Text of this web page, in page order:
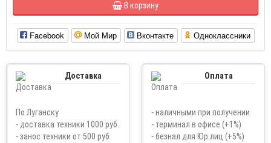
В корзину
Facebook Мой Мир Вконтакте Одноклассники
Доставка
По Луганску
- доставка техники 1000 руб.
- занос техники от 500 руб
Оплата
- наличными при получении
- терминал в офисе (+1%)
- безнал для Юр.лиц (+5%)